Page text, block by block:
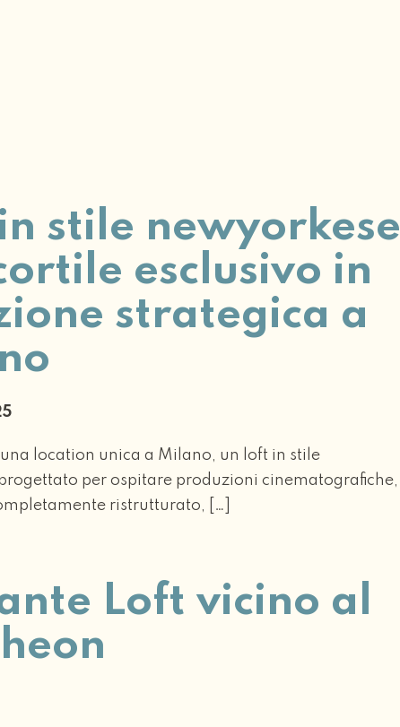
stile newyorkese
esclusivo in
strategica a
location unica a Milano, un loft in stile
per ospitare produzioni cinematografiche,
ristrutturato, […]
Loft vicino al